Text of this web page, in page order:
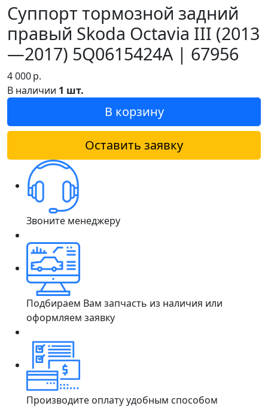
Суппорт тормозной задний
правый Skoda Octavia III (2013
—2017) 5Q0615424A | 67956
4 000р.
В наличии 1 шт.
В корзину
Оставить заявку
Звоните менеджеру
Подбираем Вам запчасть из наличия или
оформляем заявку
Производите оплату удобным способом